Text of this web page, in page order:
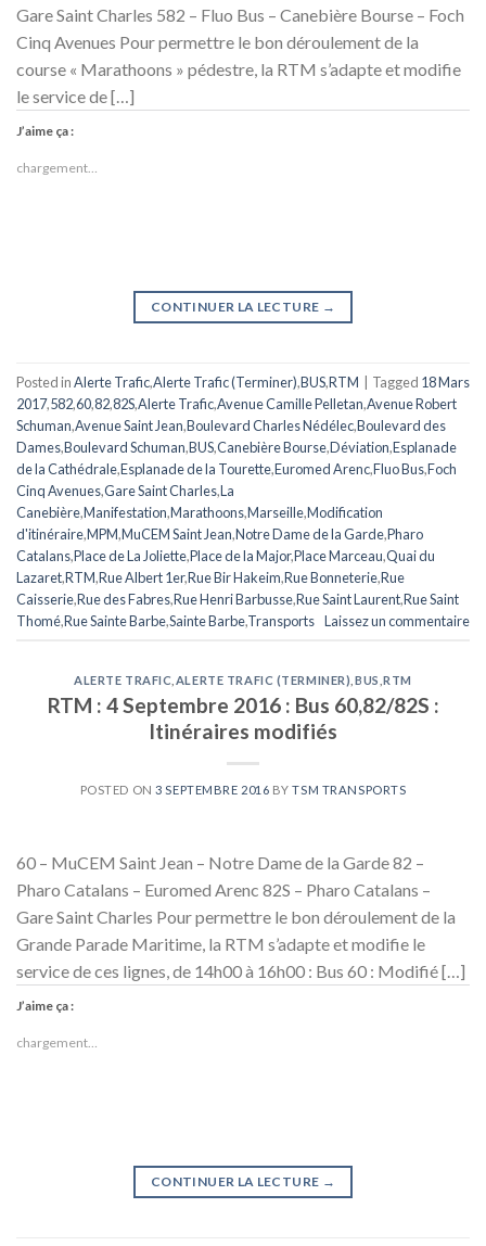
Gare Saint Charles 582 – Fluo Bus – Canebière Bourse – Foch
Cinq Avenues Pour permettre le bon déroulement de la
course « Marathoons » pédestre, la RTM s’adapte et modifie
le service de […]
J’aime ça :
chargement…
CONTINUER LA LECTURE →
Posted inAlerte Trafic,Alerte Trafic (Terminer),BUS,RTM Tagged 18 Mars
2017,582,60,82,82S,Alerte Trafic,Avenue Camille Pelletan,Avenue Robert
Schuman,Avenue Saint Jean,Boulevard Charles Nédélec,Boulevard des
Dames,Boulevard Schuman,BUS,Canebière Bourse,Déviation,Esplanade
de la Cathédrale,Esplanade de la Tourette,Euromed Arenc,Fluo Bus,Foch
Cinq Avenues,Gare Saint Charles,La
Canebière,Manifestation,Marathoons,Marseille,Modification
d'itinéraire,MPM,MuCEM Saint Jean,Notre Dame de la Garde,Pharo
Catalans,Place de La Joliette,Place de la Major,Place Marceau,Quai du
Lazaret,RTM,Rue Albert 1er,Rue Bir Hakeim,Rue Bonneterie,Rue
Caisserie,Rue des Fabres,Rue Henri Barbusse,Rue Saint Laurent,Rue Saint
Thomé,Rue Sainte Barbe,Sainte Barbe,Transports Laissez un commentaire
ALERTE TRAFIC ALERTE TRAFIC (TERMINER) BUS ,RTM
RTM : 4 Septembre 2016 : Bus 60,82/82S :
Itinéraires modifiés
POSTED ON3 SEPTEMBRE 2016 BYTSM TRANSPORTS
60 – MuCEM Saint Jean – Notre Dame de la Garde 82 –
Pharo Catalans – Euromed Arenc 82S – Pharo Catalans –
Gare Saint Charles Pour permettre le bon déroulement de la
Grande Parade Maritime, la RTM s’adapte et modifie le
service de ces lignes, de 14h00 à 16h00 : Bus 60 : Modifié […]
J’aime ça :
chargement…
CONTINUER LA LECTURE →